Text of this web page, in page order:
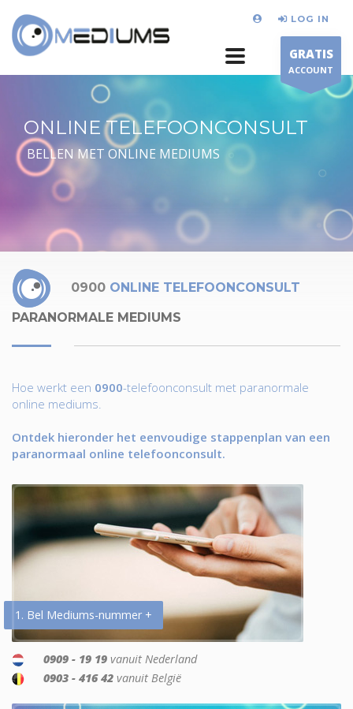
LOG IN
GRATIS
ACCOUNT
ONLINE TELEFOONCONSULT
BELLEN MET ONLINE MEDIUMS
0900 ONLINE TELEFOONCONSULT
PARANORMALE MEDIUMS
Hoe werkt een 0900-telefoonconsult met paranormale
online mediums.
Ontdek hieronder het eenvoudige stappenplan van een
paranormaal online telefoonconsult.
1. Bel Mediums-nummer +
0909 - 19 19 vanuit Nederland
0903 - 416 42 vanuit België